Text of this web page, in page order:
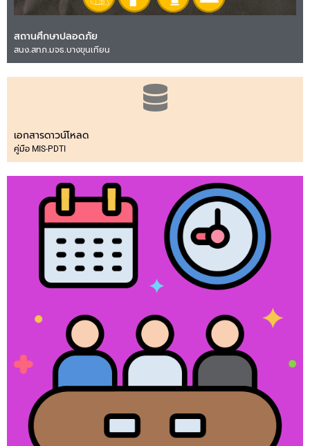
สถานศึกษาปลอดภัย
สนง.สทภ.มจธ.บางขุนเทียน
เอกสารดาวน์โหลด
คู่มือ MIS-PDTI